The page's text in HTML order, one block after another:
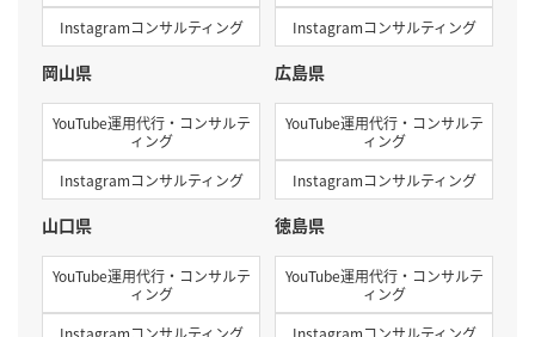
Instagramコンサルティング
Instagramコンサルティング
岡山県
YouTube運用代行・コンサルテ
ィング
Instagramコンサルティング
広島県
YouTube運用代行・コンサルテ
ィング
Instagramコンサルティング
山口県
YouTube運用代行・コンサルテ
ィング
徳島県
YouTube運用代行・コンサルテ
ィング